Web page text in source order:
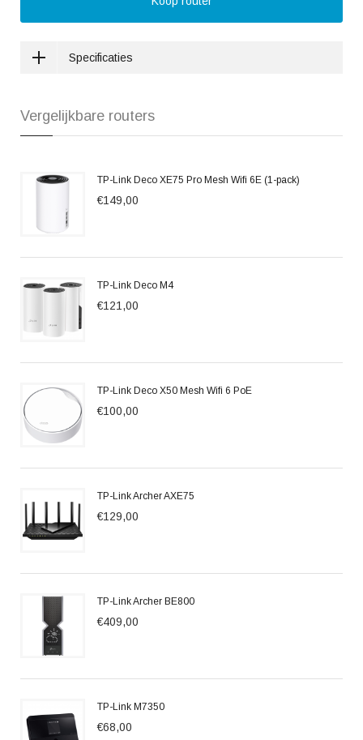
Specificaties
Vergelijkbare routers
TP-Link Deco XE75 Pro Mesh Wifi 6E (1-pack)
€149,00
TP-Link Deco M4
€121,00
TP-Link Deco X50 Mesh Wifi 6 PoE
€100,00
TP-Link Archer AXE75
€129,00
TP-Link Archer BE800
€409,00
TP-Link M7350
€68,00